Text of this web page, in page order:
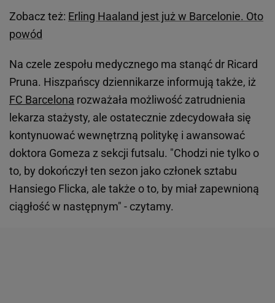
Zobacz też: Erling Haaland jest już w Barcelonie. Oto
powód
Na czele zespołu medycznego ma stanąć dr Ricard
Pruna. Hiszpańscy dziennikarze informują także, iż
FC Barcelona rozważała możliwość zatrudnienia
lekarza stażysty, ale ostatecznie zdecydowała się
kontynuować wewnętrzną politykę i awansować
doktora Gomeza z sekcji futsalu. "Chodzi nie tylko o
to, by dokończył ten sezon jako członek sztabu
Hansiego Flicka, ale także o to, by miał zapewnioną
ciągłość w następnym" - czytamy.